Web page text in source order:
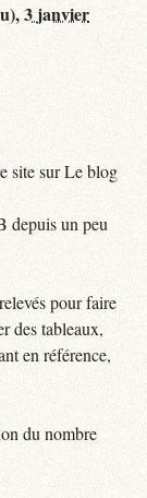
3 janvier
site sur Le blog
depuis un peu
pour faire
des tableaux,
en référence,
du nombre